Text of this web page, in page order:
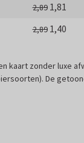
2,89 1,81
2,89 1,40
kaart zonder luxe
De